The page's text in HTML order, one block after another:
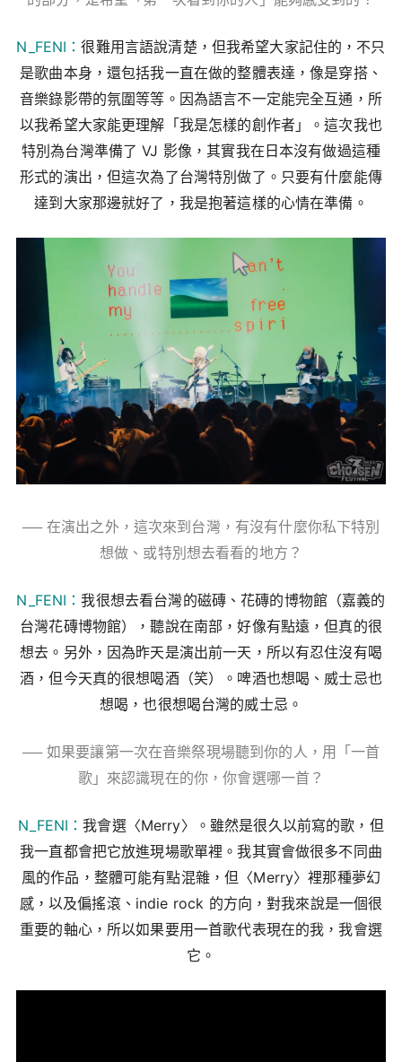
N_FENI：很難用言語說清楚，但我希望大家記住的，不只
是歌曲本身，還包括我一直在做的整體表達，像是穿搭、
音樂錄影帶的氛圍等等。因為語言不一定能完全互通，所
以我希望大家能更理解「我是怎樣的創作者」。這次我也
特別為台灣準備了 VJ 影像，其實我在日本沒有做過這種
形式的演出，但這次為了台灣特別做了。只要有什麼能傳
達到大家那邊就好了，我是抱著這樣的心情在準備。
── 在演出之外，這次來到台灣，有沒有什麼你私下特別
想做、或特別想去看看的地方？
N_FENI：我很想去看台灣的磁磚、花磚的博物館（嘉義的
台灣花磚博物館），聽說在南部，好像有點遠，但真的很
想去。另外，因為昨天是演出前一天，所以有忍住沒有喝
酒，但今天真的很想喝酒（笑）。啤酒也想喝、威士忌也
想喝，也很想喝台灣的威士忌。
── 如果要讓第一次在音樂祭現場聽到你的人，用「一首
歌」來認識現在的你，你會選哪一首？
N_FENI：我會選〈Merry〉。雖然是很久以前寫的歌，但
我一直都會把它放進現場歌單裡。我其實會做很多不同曲
風的作品，整體可能有點混雜，但〈Merry〉裡那種夢幻
感，以及偏搖滾、indie rock 的方向，對我來說是一個很
重要的軸心，所以如果要用一首歌代表現在的我，我會選
它。